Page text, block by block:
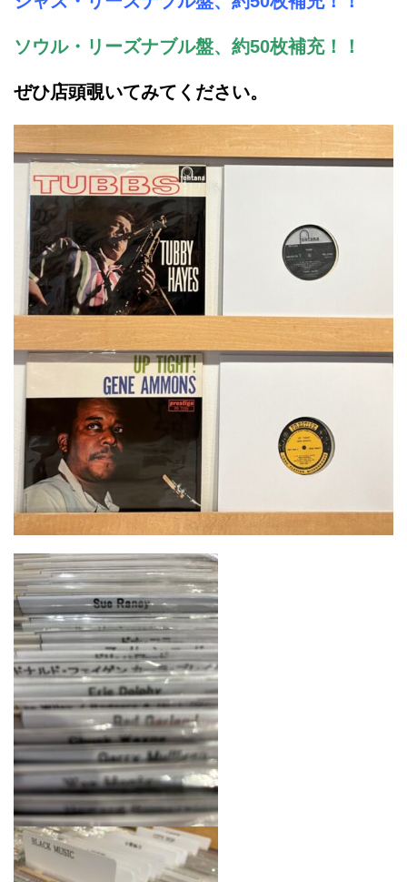
ソウル・リーズナブル盤、約50枚補充！！
ぜひ店頭覗いてみてください。